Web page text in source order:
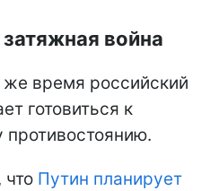
война
время российский
готовиться к
Путин планирует